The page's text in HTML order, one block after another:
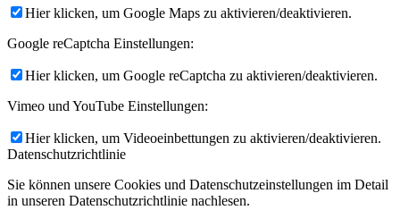
Hier klicken, um Google Maps zu aktivieren/deaktivieren.
Google reCaptcha Einstellungen:
Hier klicken, um Google reCaptcha zu aktivieren/deaktivieren.
Vimeo und YouTube Einstellungen:
Hier klicken, um Videoeinbettungen zu aktivieren/deaktivieren.
Datenschutzrichtlinie
Sie können unsere Cookies und Datenschutzeinstellungen im Detail
in unseren Datenschutzrichtlinie nachlesen.